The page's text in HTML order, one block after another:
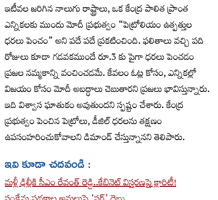
ఇటీవల జరిగిన నాలుగు రాష్ట్రాలు, ఒక కేంద్ర పాలిత ప్రాంత
ఎన్నికలకు ముందు మోదీ ప్రభుత్వం “పెట్రోలియం ఉత్పత్తుల
ధరలు పెంచం” అని పదే పదే ప్రకటించింది. ఫలితాలు వచ్చి పది
రోజులు కూడా గడవకముందే రూ.3 కు పైగా ధరలు పెంచడం
ప్రజల నమ్మకాన్ని వంచించడమే. కేవలం ఓట్ల కోసం, ఎన్నికల్లో
విజయం కోసం మోదీ అబద్ధాలు చెబుతారని ప్రజలు భావిస్తున్నారు.
ఇది విశ్వాస ఘాతుకం అవుతుందని స్పష్టం చేశారు. కేంద్ర
ప్రభుత్వం పెంచిన పెట్రోలు, డీజిల్ ధరలను తక్షణం
ఉపసంహరించుకోవాలని డిమాండ్ చేస్తున్నానని తెలిపారు.
ఇవి కూడా చదవండి :
మళ్లీ ఢిల్లీకి సీఎం రేవంత్ రెడ్డి..కేబినెట్ విస్తరణపై క్లారిటీ!